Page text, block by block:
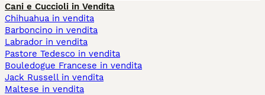
Cani e Cuccioli in Vendita
Chihuahua in vendita
Barboncino in vendita
Labrador in vendita
Pastore Tedesco in vendita
Bouledogue Francese in vendita
Jack Russell in vendita
Maltese in vendita